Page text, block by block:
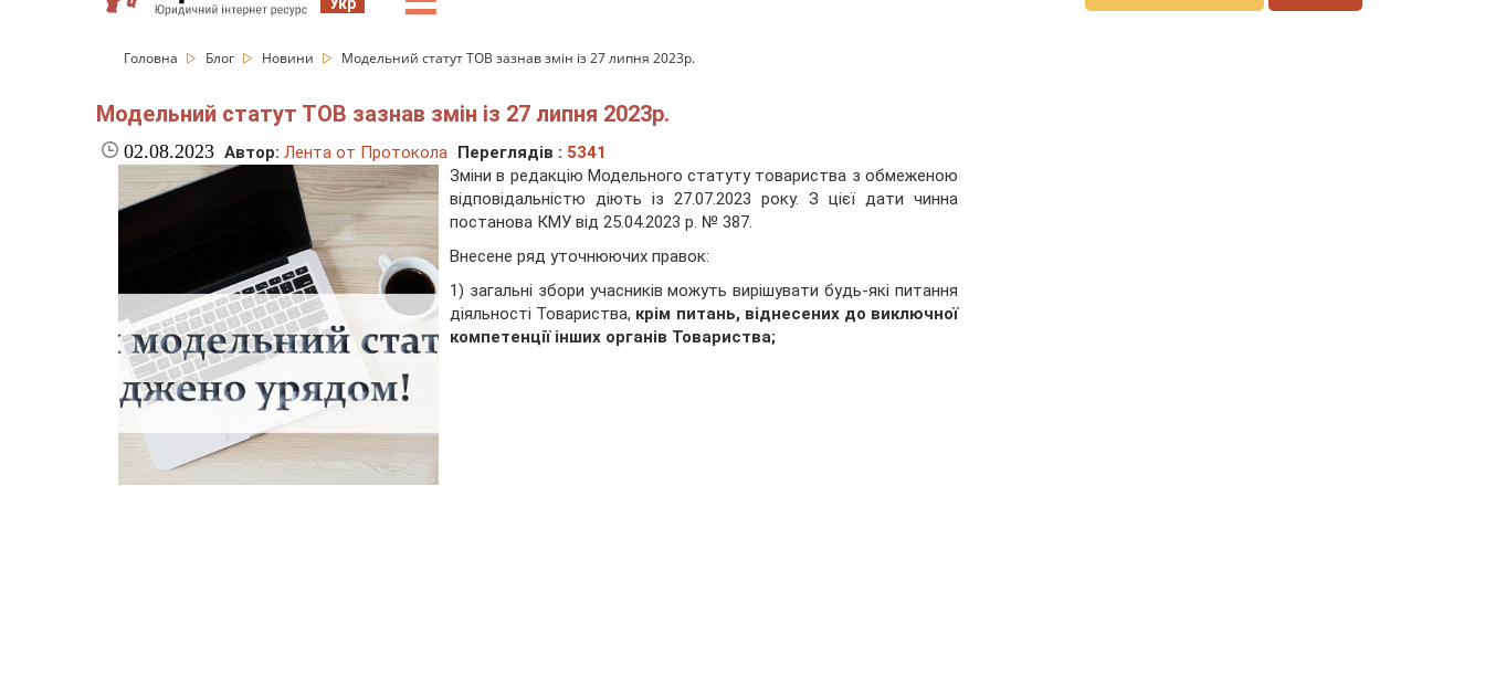
Головна Блог Новини Модельний статут ТОВ зазнав змін із 27 липня 2023р.
Модельний статут ТОВ зазнав змін із 27 липня 2023р.
02.08.2023 Автор: Лента от Протокола Переглядів : 5341
Зміни в редакцію Модельного статуту товариства з обмеженою
відповідальністю діють із 27.07.2023 року. З цієї дати чинна
постанова КМУ від 25.04.2023 р. № 387.
Внесене ряд уточнюючих правок:
1) загальні збори учасників можуть вирішувати будь-які питання
діяльності Товариства, крім питань, віднесених до виключної
компетенції інших органів Товариства;